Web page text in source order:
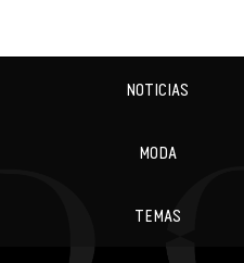
NOTICIAS
MODA
TEMAS